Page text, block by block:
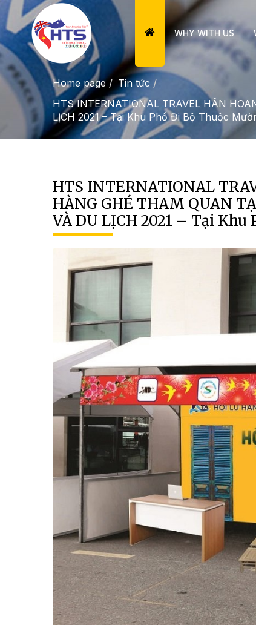
WHY WITH US
Home page
Tin tức
HTS INTERNATIONAL TRAVEL HÂN
LỊCH 2021 – Tại Khu Phố Đi Bộ Thuộc
HTS INTERNATIONAL
HÀNG GHÉ THAM QUAN
VÀ DU LỊCH 2021 – Tại